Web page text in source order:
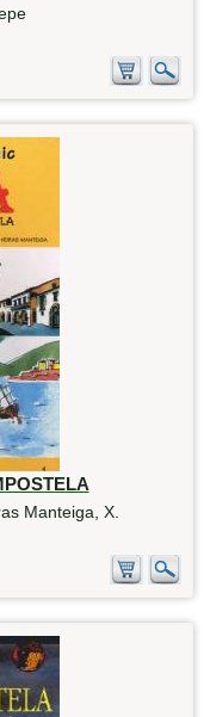
Manteiga, X.